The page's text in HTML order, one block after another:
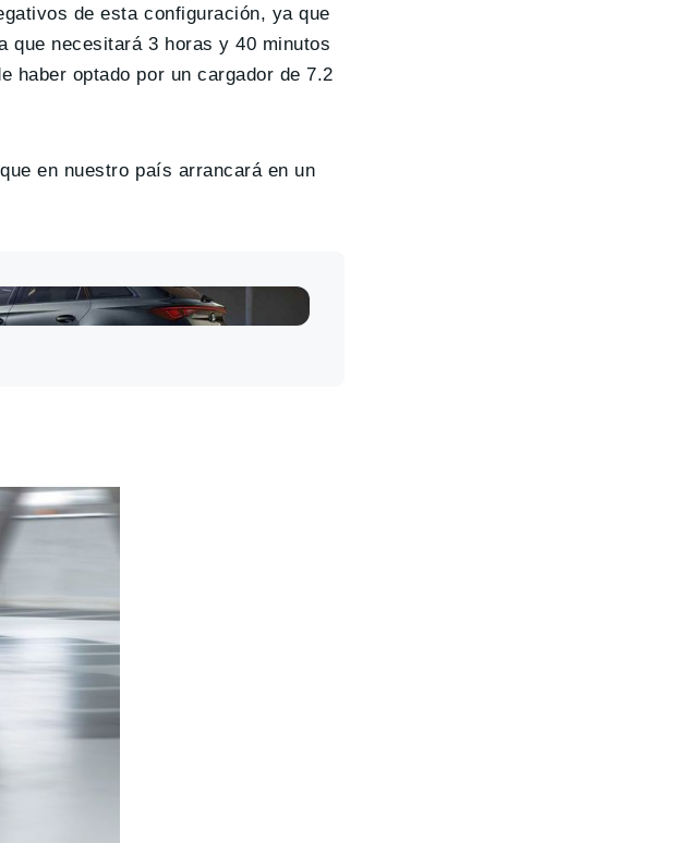
de esta configuración, ya que
que necesitará 3 horas y 40 minutos
haber optado por un cargador de 7.2
en nuestro país arrancará en un